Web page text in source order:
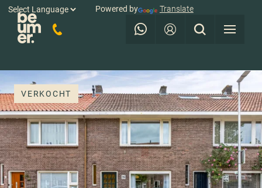
Powered by Translate
VERKOCHT